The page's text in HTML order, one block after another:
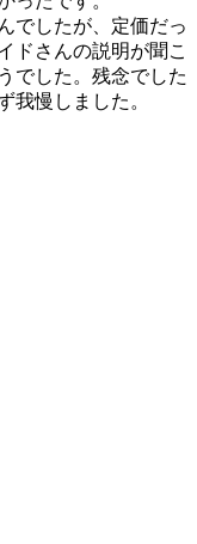
でしたが、定価だっ
ドさんの説明が聞こ
でした。残念でした
我慢しました。